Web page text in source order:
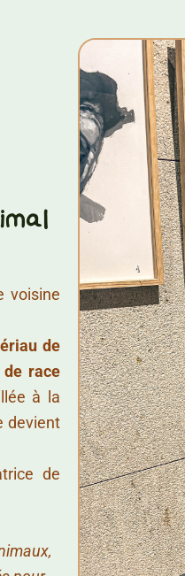
voisine
de
de race
à la
devient
de